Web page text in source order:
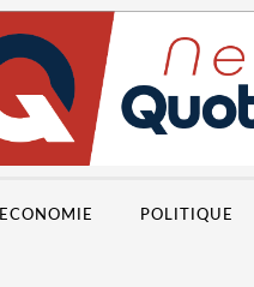
ECONOMIE POLITIQUE